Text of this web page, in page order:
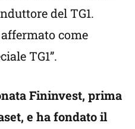
del TG1.
come
TG1”.
Fininvest, prima
e ha fondato il